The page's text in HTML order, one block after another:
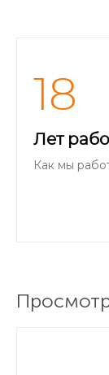
18
Лет
Как мы